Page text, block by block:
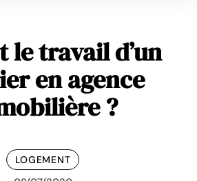
le travail d’un
en agence
?
LOGEMENT